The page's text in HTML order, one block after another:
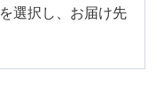
を選択し、お届け先